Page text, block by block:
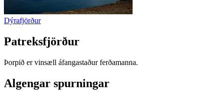
Dýrafjörður
Patreksfjörður
Þorpið er vinsæll áfangastaður ferðamanna.
Algengar spurningar